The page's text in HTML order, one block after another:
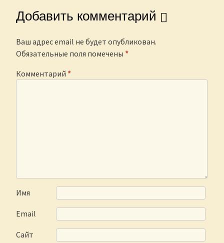
Добавить комментарий
Ваш адрес email не будет опубликован.
Обязательные поля помечены *
Комментарий *
Имя
Email
Сайт